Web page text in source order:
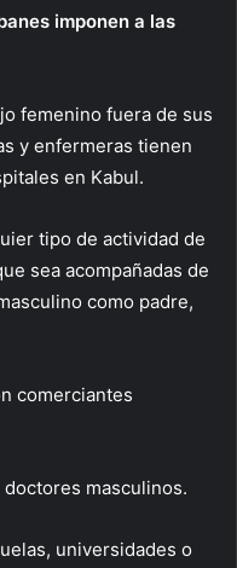
imponen a las
femenino fuera de sus
y enfermeras tienen
en Kabul.
tipo de actividad de
sea acompañadas de
como padre,
comerciantes
masculinos.
universidades o